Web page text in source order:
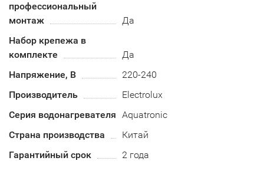
профессиональный
монтаж
Да
Набор крепежа в
комплекте
Да
Напряжение, В
220-240
Производитель
Electrolux
Серия водонагревателя Aquatronic
Страна производства
Китай
Гарантийный срок
2 года